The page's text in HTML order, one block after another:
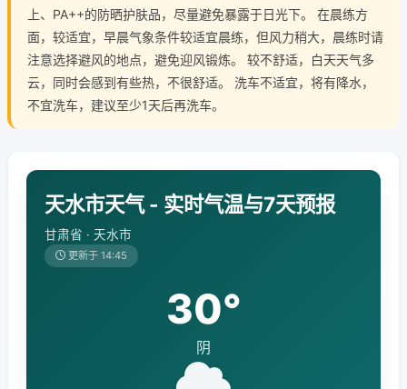
上、PA++的防晒护肤品，尽量避免暴露于日光下。 在晨练方
面，较适宜，早晨气象条件较适宜晨练，但风力稍大，晨练时请
注意选择避风的地点，避免迎风锻炼。 较不舒适，白天天气多
云，同时会感到有些热，不很舒适。 洗车不适宜，将有降水，
不宜洗车，建议至少1天后再洗车。
天水市天气 - 实时气温与7天预报
甘肃省 · 天水市
更新于 14:45
30°
阴